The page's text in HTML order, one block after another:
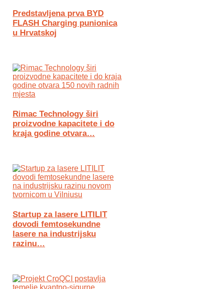
Predstavljena prva BYD
FLASH Charging punionica
u Hrvatskoj
Rimac Technology širi
proizvodne kapacitete i do
kraja godine otvara…
Startup za lasere LITILIT
dovodi femtosekundne
lasere na industrijsku
razinu…